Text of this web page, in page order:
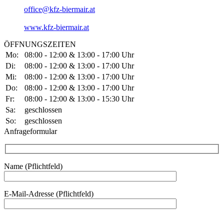
office@kfz-biermair.at
www.kfz-biermair.at
ÖFFNUNGSZEITEN
Mo:
08:00 - 12:00 & 13:00 - 17:00 Uhr
Di:
08:00 - 12:00 & 13:00 - 17:00 Uhr
Mi:
08:00 - 12:00 & 13:00 - 17:00 Uhr
Do:
08:00 - 12:00 & 13:00 - 17:00 Uhr
Fr:
08:00 - 12:00 & 13:00 - 15:30 Uhr
Sa:
geschlossen
So:
geschlossen
Anfrageformular
Name (Pflichtfeld)
Bitte lasse dieses Feld leer.
E-Mail-Adresse (Pflichtfeld)